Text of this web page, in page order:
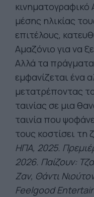
κινηματογραφικό
μέσης ηλικίας
επιτέλους,
Αμαζόνιο για να
Αλλά τα
εμφανίζεται ένα
μετατρέποντας
ταινίας σε μια
ταινία που
τους κοστίσει τη
ΗΠΑ, 2025.
2026. Παίζουν:
Ζαν, Θάντι
Feelgood